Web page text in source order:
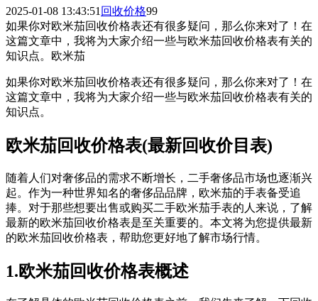
2025-01-08 13:43:51 回收价格99
如果你对欧米茄回收价格表还有很多疑问，那么你来对了！在
这篇文章中，我将为大家介绍一些与欧米茄回收价格表有关的
知识点。欧米茄
如果你对欧米茄回收价格表还有很多疑问，那么你来对了！在
这篇文章中，我将为大家介绍一些与欧米茄回收价格表有关的
知识点。
欧米茄回收价格表(最新回收价目表)
随着人们对奢侈品的需求不断增长，二手奢侈品市场也逐渐兴
起。作为一种世界知名的奢侈品品牌，欧米茄的手表备受追
捧。对于那些想要出售或购买二手欧米茄手表的人来说，了解
最新的欧米茄回收价格表是至关重要的。本文将为您提供最新
的欧米茄回收价格表，帮助您更好地了解市场行情。
1.欧米茄回收价格表概述